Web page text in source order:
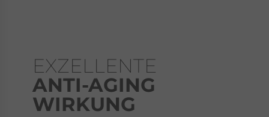
EXZELLENTE
ANTI-AGING
WIRKUNG